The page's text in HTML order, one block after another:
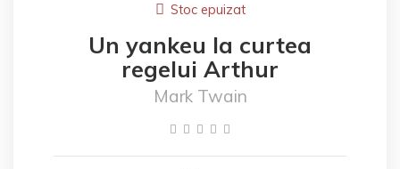
Stoc epuizat
Un yankeu la curtea
regelui Arthur
Mark Twain